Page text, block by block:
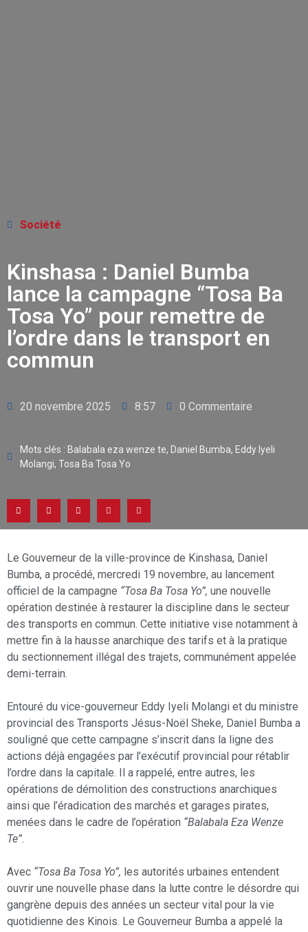
Société
Kinshasa : Daniel Bumba
lance la campagne “Tosa Ba
Tosa Yo” pour remettre de
l’ordre dans le transport en
commun
20 novembre 2025 8:57 0 Commentaire
Mots clés : Balabala eza wenze te, Daniel Bumba, Eddy Iyeli
Molangi, Tosa Ba Tosa Yo
Le Gouverneur de la ville-province de Kinshasa, Daniel
Bumba, a procédé, mercredi 19 novembre, au lancement
officiel de la campagne “Tosa Ba Tosa Yo”, une nouvelle
opération destinée à restaurer la discipline dans le secteur
des transports en commun. Cette initiative vise notamment à
mettre fin à la hausse anarchique des tarifs et à la pratique
du sectionnement illégal des trajets, communément appelée
demi-terrain.
Entouré du vice-gouverneur Eddy Iyeli Molangi et du ministre
provincial des Transports Jésus-Noël Sheke, Daniel Bumba a
souligné que cette campagne s’inscrit dans la ligne des
actions déjà engagées par l’exécutif provincial pour rétablir
l’ordre dans la capitale. Il a rappelé, entre autres, les
opérations de démolition des constructions anarchiques
ainsi que l’éradication des marchés et garages pirates,
menées dans le cadre de l’opération “Balabala Eza Wenze
Te”.
Avec “Tosa Ba Tosa Yo”, les autorités urbaines entendent
ouvrir une nouvelle phase dans la lutte contre le désordre qui
gangrène depuis des années un secteur vital pour la vie
quotidienne des Kinois. Le Gouverneur Bumba a appelé la